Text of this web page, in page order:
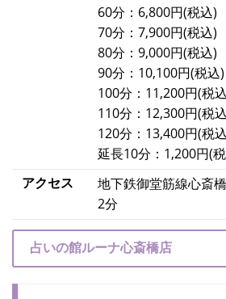
60分：6,800円(税込)
70分：7,900円(税込)
80分：9,000円(税込)
90分：10,100円(税込)
100分：11,200円(税
110分：12,300円(税
120分：13,400円(税
延長10分：1,200円(
アクセス
地下鉄御堂筋線心斎
2分
占いの館ルーナ心斎橋店